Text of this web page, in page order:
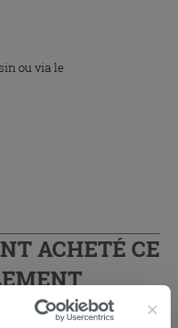
ou via le
ACHETÉ CE